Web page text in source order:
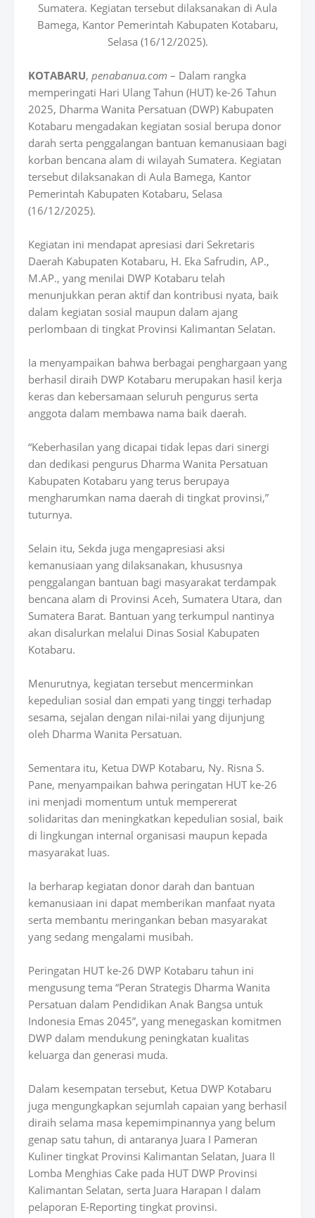
Sumatera. Kegiatan tersebut dilaksanakan di Aula
Bamega, Kantor Pemerintah Kabupaten Kotabaru,
Selasa (16/12/2025).
KOTABARU, penabanua.com – Dalam rangka
memperingati Hari Ulang Tahun (HUT) ke-26 Tahun
2025, Dharma Wanita Persatuan (DWP) Kabupaten
Kotabaru mengadakan kegiatan sosial berupa donor
darah serta penggalangan bantuan kemanusiaan bagi
korban bencana alam di wilayah Sumatera. Kegiatan
tersebut dilaksanakan di Aula Bamega, Kantor
Pemerintah Kabupaten Kotabaru, Selasa
(16/12/2025).
Kegiatan ini mendapat apresiasi dari Sekretaris
Daerah Kabupaten Kotabaru, H. Eka Safrudin, AP.,
M.AP., yang menilai DWP Kotabaru telah
menunjukkan peran aktif dan kontribusi nyata, baik
dalam kegiatan sosial maupun dalam ajang
perlombaan di tingkat Provinsi Kalimantan Selatan.
Ia menyampaikan bahwa berbagai penghargaan yang
berhasil diraih DWP Kotabaru merupakan hasil kerja
keras dan kebersamaan seluruh pengurus serta
anggota dalam membawa nama baik daerah.
“Keberhasilan yang dicapai tidak lepas dari sinergi
dan dedikasi pengurus Dharma Wanita Persatuan
Kabupaten Kotabaru yang terus berupaya
mengharumkan nama daerah di tingkat provinsi,”
tuturnya.
Selain itu, Sekda juga mengapresiasi aksi
kemanusiaan yang dilaksanakan, khususnya
penggalangan bantuan bagi masyarakat terdampak
bencana alam di Provinsi Aceh, Sumatera Utara, dan
Sumatera Barat. Bantuan yang terkumpul nantinya
akan disalurkan melalui Dinas Sosial Kabupaten
Kotabaru.
Menurutnya, kegiatan tersebut mencerminkan
kepedulian sosial dan empati yang tinggi terhadap
sesama, sejalan dengan nilai-nilai yang dijunjung
oleh Dharma Wanita Persatuan.
Sementara itu, Ketua DWP Kotabaru, Ny. Risna S.
Pane, menyampaikan bahwa peringatan HUT ke-26
ini menjadi momentum untuk mempererat
solidaritas dan meningkatkan kepedulian sosial, baik
di lingkungan internal organisasi maupun kepada
masyarakat luas.
Ia berharap kegiatan donor darah dan bantuan
kemanusiaan ini dapat memberikan manfaat nyata
serta membantu meringankan beban masyarakat
yang sedang mengalami musibah.
Peringatan HUT ke-26 DWP Kotabaru tahun ini
mengusung tema “Peran Strategis Dharma Wanita
Persatuan dalam Pendidikan Anak Bangsa untuk
Indonesia Emas 2045”, yang menegaskan komitmen
DWP dalam mendukung peningkatan kualitas
keluarga dan generasi muda.
Dalam kesempatan tersebut, Ketua DWP Kotabaru
juga mengungkapkan sejumlah capaian yang berhasil
diraih selama masa kepemimpinannya yang belum
genap satu tahun, di antaranya Juara I Pameran
Kuliner tingkat Provinsi Kalimantan Selatan, Juara II
Lomba Menghias Cake pada HUT DWP Provinsi
Kalimantan Selatan, serta Juara Harapan I dalam
pelaporan E-Reporting tingkat provinsi.